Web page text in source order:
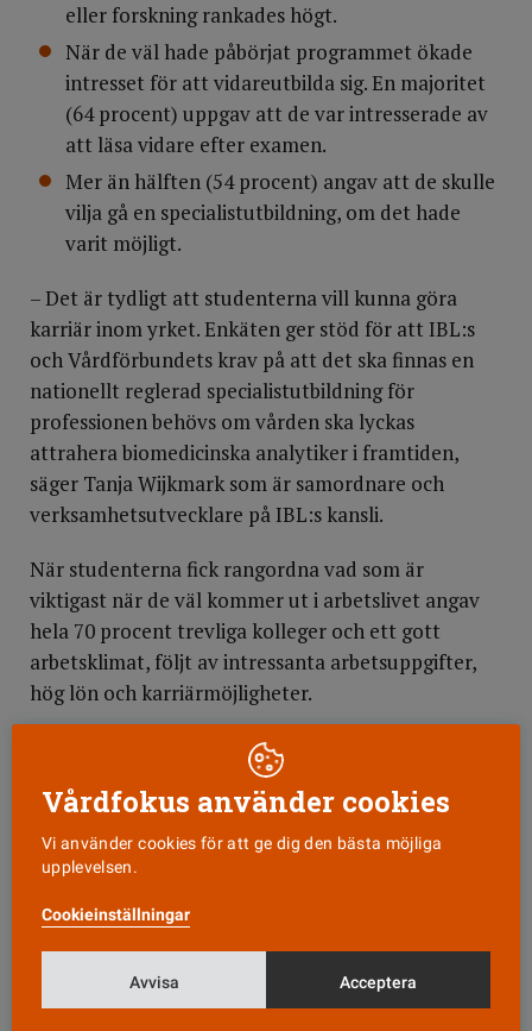
eller forskning rankades högt.
När de väl hade påbörjat programmet ökade
intresset för att vidareutbilda sig. En majoritet
(64 procent) uppgav att de var intresserade av
att läsa vidare efter examen.
Mer än hälften (54 procent) angav att de skulle
vilja gå en specialistutbildning, om det hade
varit möjligt.
– Det är tydligt att studenterna vill kunna göra
karriär inom yrket. Enkäten ger stöd för att IBL:s
och Vårdförbundets krav på att det ska finnas en
nationellt reglerad specialistutbildning för
professionen behövs om vården ska lyckas
attrahera biomedicinska analytiker i framtiden,
säger Tanja Wijkmark som är samordnare och
verksamhetsutvecklare på IBL:s kansli.
När studenterna fick rangordna vad som är
viktigast när de väl kommer ut i arbetslivet angav
hela 70 procent trevliga kolleger och ett gott
arbetsklimat, följt av intressanta arbetsuppgifter,
hög lön och karriärmöjligheter.
International federation of biomedical laboratory
där biomedicinska analytiker från hela världen strålar
forskning och utveckling.
Förra gången hölls kongressen i Japan, i år var
italienska Florens värd. Om ytterligare två år hålls den
i Danmarks huvudstad Köpenhamn.
Vårdfokus använder cookies
Vi använder cookies för att ge dig den bästa möjliga
upplevelsen.
Cookieinställningar
Avvisa Acceptera